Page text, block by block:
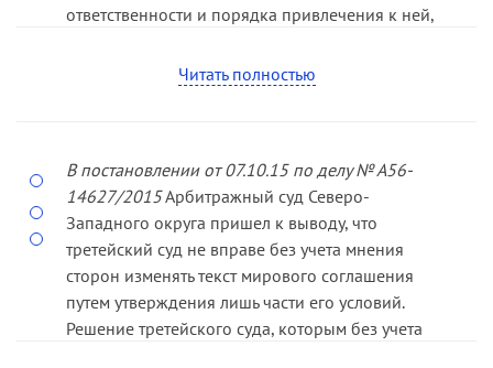
ответственности и порядка привлечения к ней,
полномочий на принудительное применение к
сторонам третейского разбирательства мер
не предполагающего экономического
принуждения по отношению к спорящим
сторонам, а также из характера третейского
разбирательства как альтернативного способа
рассмотрения споров, имеющего
частноправовую природу и не наделенного в
силу этого публично-правовыми функциями,
Читать полностью
В постановлении от 07.10.15 по делу № А56-
14627/2015Арбитражный суд Северо-
Западного округа пришел к выводу, что
третейский суд не вправе без учета мнения
сторон изменять текст мирового соглашения
путем утверждения лишь части его условий.
Решение третейского суда, которым без учета